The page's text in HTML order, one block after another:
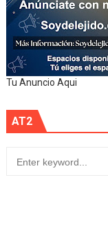
Tu Anuncio Aqui
AT2